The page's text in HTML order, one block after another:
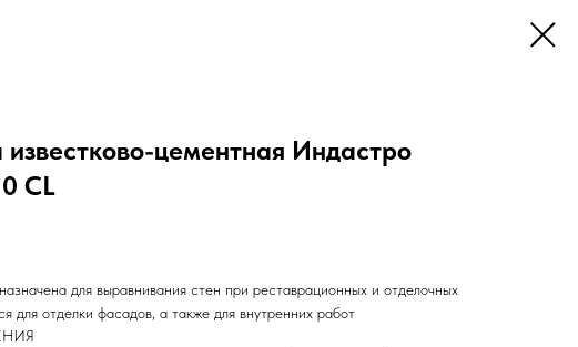
цементная Индастро
CL
для выравнивания стен при реставрационных и отделочных
для отделки фасадов, а также для внутренних работ